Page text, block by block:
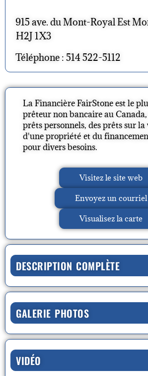
915 ave. du Mont-Royal Est
H2J 1X3
Téléphone : 514 522-5112
La Financière FairStone est le
prêteur non bancaire au
prêts personnels, des prêts sur
d'une propriété et du
pour divers besoins.
Visitez le site web
Envoyez un courriel
Visualisez la carte
DESCRIPTION COMPLÈTE
GALERIE PHOTOS
VIDÉO